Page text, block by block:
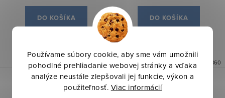
Používame súbory cookie, aby sme vám umožnili
pohodlné prehliadanie webovej stránky a vďaka
analýze neustále zlepšovali jej funkcie, výkon a
použiteľnosť. Viac informácií
DO KOŠÍKA
Kód:43859
DO KOŠÍKA
Kód: 43860